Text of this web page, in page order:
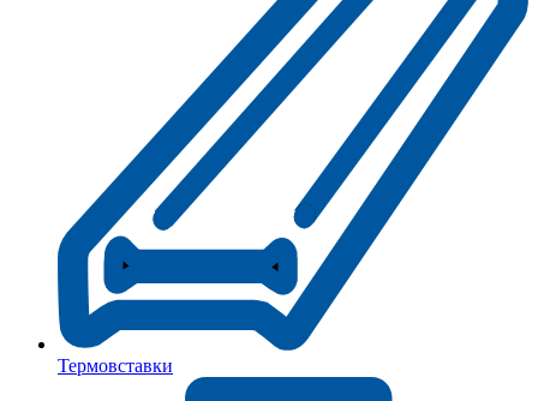
Термовставки